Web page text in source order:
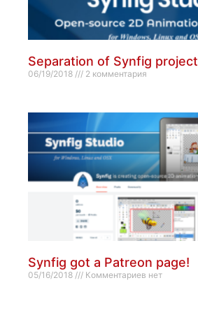
Separation of Synfig project
06/19/2018 2 комментария
Synfig got a Patreon page!
05/16/2018 Комментариев нет